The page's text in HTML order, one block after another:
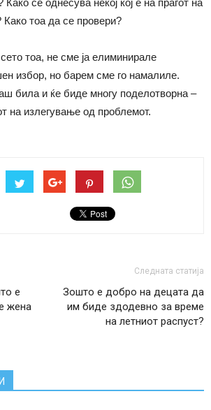
Како се однесува некој кој е на прагот на
Како тоа да се провери?
тоа, не сме ја елиминирале
избор, но барем сме го намалиле.
била и ќе биде многу поделотворна –
на излегување од проблемот.
е
жена
Следната статија
Зошто е добро на децата да
им биде здодевно за време
на летниот распуст?